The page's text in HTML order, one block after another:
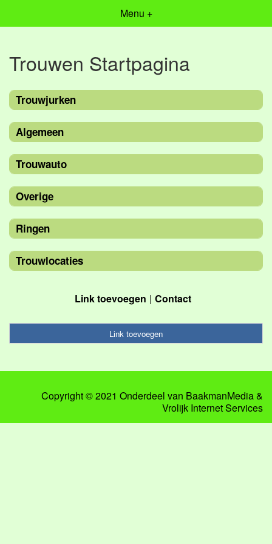
Menu +
Trouwen Startpagina
Trouwjurken
Algemeen
Trouwauto
Overige
Ringen
Trouwlocaties
Link toevoegen Contact
Link toevoegen
Copyright © 2021 Onderdeel van BaakmanMedia&
Vrolijk Internet Services